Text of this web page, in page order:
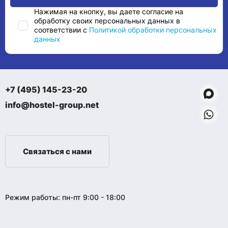
Нажимая на кнопку, вы даете согласие на
обработку своих персональных данных в
соответствии с Политикой обработки персональных
данных
Режим работы: пн-пт 9:00 - 18:00
+7 (495) 145-23-20
info@hostel-group.net
Связаться с нами